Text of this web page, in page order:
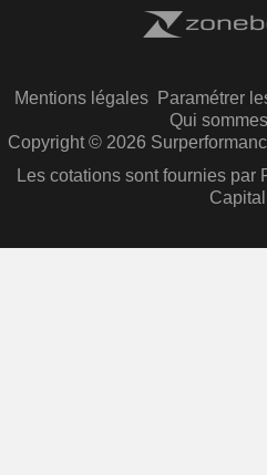
Mentions légales Paramétrer
Qui
Copyright © 2026
Les cotations sont fournies par